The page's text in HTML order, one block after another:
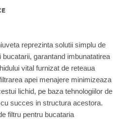
reprezinta solutii simplu de
garantand imbunatatirea
vital furnizat de reteaua
apei menajere minimizeaza
lichid, pe baza tehnologiilor de
succes in structura acestora.
filtru pentru bucataria